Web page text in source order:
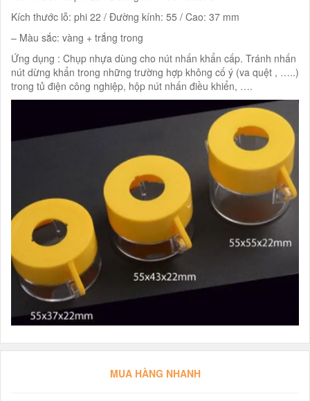
Kích thước lỗ: phi 22 / Đường kính: 55 / Cao: 37 mm
– Màu sắc: vàng + trắng trong
Ứng dụng : Chụp nhựa dùng cho nút nhấn khẩn cấp. Tránh nhấn
nút dừng khẩn trong những trường hợp không cố ý (va quệt , …..)
trong tủ điện công nghiệp, hộp nút nhấn điều khiển, ….
MUA HÀNG NHANH